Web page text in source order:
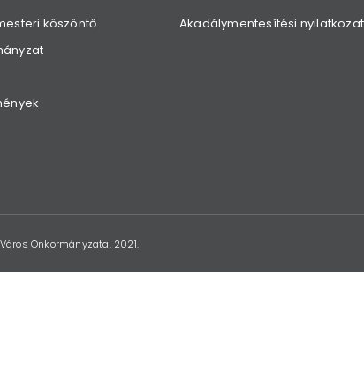
köszöntő
Akadálymentesítési nyilatkozat
Önkormányzata, 2021.